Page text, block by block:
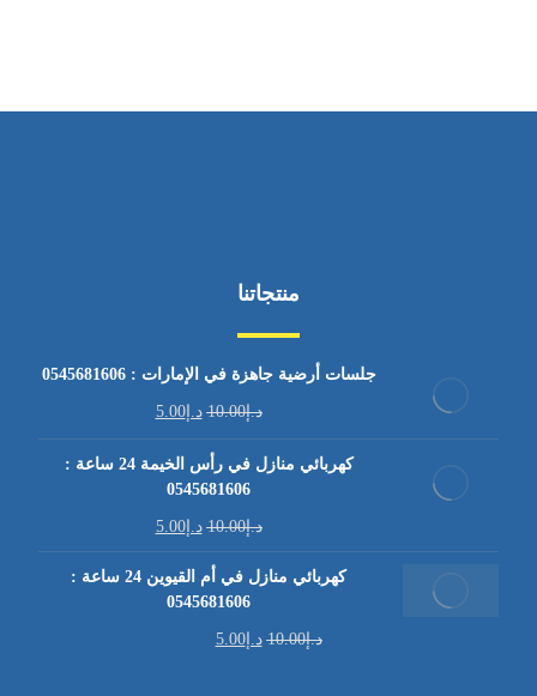
منتجاتنا
جلسات أرضية جاهزة في الإمارات : 0545681606
د.إ10.00 د.إ5.00
كهربائي منازل في رأس الخيمة 24 ساعة :
0545681606
د.إ10.00 د.إ5.00
كهربائي منازل في أم القيوين 24 ساعة :
0545681606
د.إ10.00 د.إ5.00